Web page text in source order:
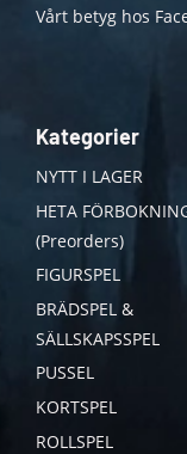
Vårt betyg hos
Kategorier
NYTT I LAGER
HETA
(Preorders)
FIGURSPEL
BRÄDSPEL &
SÄLLSKAPSSPEL
PUSSEL
KORTSPEL
ROLLSPEL